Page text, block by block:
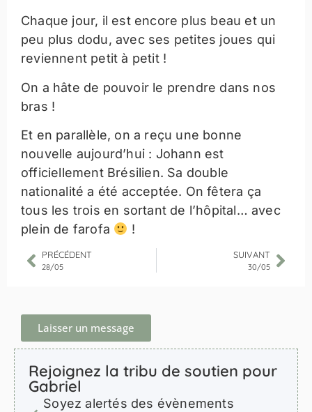
Chaque jour, il est encore plus beau et un
peu plus dodu, avec ses petites joues qui
reviennent petit à petit !
On a hâte de pouvoir le prendre dans nos
bras !
Et en parallèle, on a reçu une bonne
nouvelle aujourd’hui : Johann est
officiellement Brésilien. Sa double
nationalité a été acceptée. On fêtera ça
tous les trois en sortant de l’hôpital… avec
plein de farofa
!
PRÉCÉDENT
28/05
SUIVANT
30/05
Laisser un message
Rejoignez la tribu de soutien pour
Gabriel
Soyez alertés des évènements